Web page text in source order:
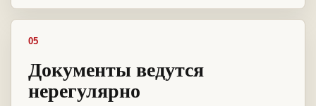
05
Документы ведутся
нерегулярно